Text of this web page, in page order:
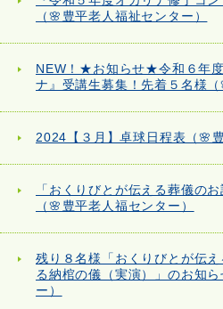
（🌸豊平老人福祉センター）
NEW！★お知らせ★令和６年
ナ』受講生募集！先着５名様（
2024【３月】卓球日程表（🌸
「おくりびとが伝える葬儀の
（🌸豊平老人福センター）
残り８名様「おくりびとが伝
る納棺の儀（実演）」のお知
ー）